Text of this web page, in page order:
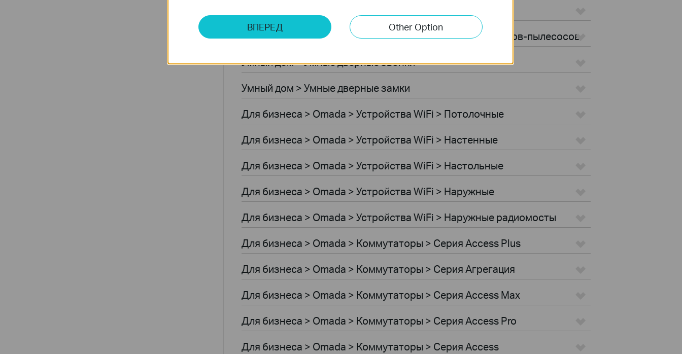
Умный дом > Роботы-пылесосы > Аксессуары для роботов-пылесосов
Умный дом > Умные дверные звонки
Умный дом > Умные дверные замки
Для бизнеса > Omada > Устройства WiFi > Потолочные
Для бизнеса > Omada > Устройства WiFi > Настенные
Для бизнеса > Omada > Устройства WiFi > Настольные
Для бизнеса > Omada > Устройства WiFi > Наружные
Для бизнеса > Omada > Устройства WiFi > Наружные радиомосты
Для бизнеса > Omada > Коммутаторы > Серия Access Plus
Для бизнеса > Omada > Коммутаторы > Серия Агрегация
Для бизнеса > Omada > Коммутаторы > Серия Access Max
Для бизнеса > Omada > Коммутаторы > Серия Access Pro
Для бизнеса > Omada > Коммутаторы > Серия Access
ВПЕРЕД Other Option